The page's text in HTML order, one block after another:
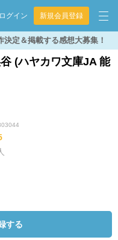
ログイン 新規会員登録
決定＆掲載する感想大募集！
(ハヤカワ文庫JA 能
する